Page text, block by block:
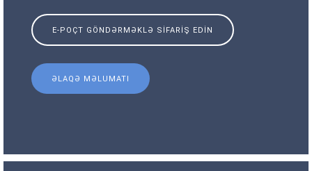
E-POÇT GÖNDƏRMƏKLƏ SIFARIŞ EDIN
ƏLAQƏ MƏLUMATI